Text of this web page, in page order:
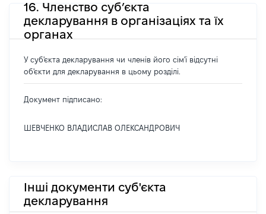
16. Членство суб’єкта
декларування в організаціях та їх
органах
У суб'єкта декларування чи членів його сім'ї відсутні
об'єкти для декларування в цьому розділі.
Документ підписано:
ШЕВЧЕНКО ВЛАДИСЛАВ ОЛЕКСАНДРОВИЧ
Інші документи суб'єкта
декларування